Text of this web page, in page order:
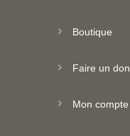
Boutique
Faire un don
Mon compte